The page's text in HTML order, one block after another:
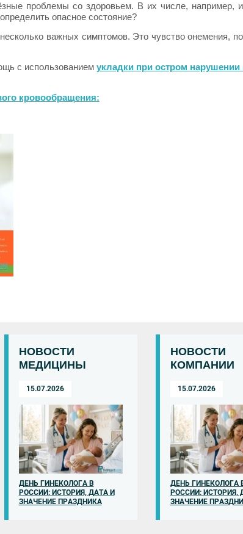
проблемы со здоровьем. В их числе, например,
опасное состояние?
важных симптомов. Это чувство онемения,
с использованием укладки при остром
кровообращения:
НОВОСТИ
МЕДИЦИНЫ
15.07.2026
ДЕНЬ ГИНЕКОЛОГА В
РОССИИ: ИСТОРИЯ, ДАТА И
ЗНАЧЕНИЕ ПРАЗДНИКА
НОВОСТИ
КОМПАНИИ
15.07.2026
ДЕНЬ ГИНЕКОЛОГА
РОССИИ: ИСТОРИЯ,
ЗНАЧЕНИЕ